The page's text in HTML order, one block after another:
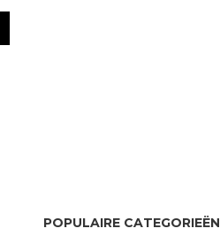
POPULAIRE CATEGORIEËN